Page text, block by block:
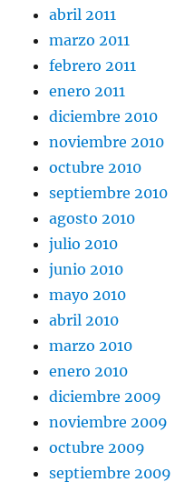
abril 2011
marzo 2011
febrero 2011
enero 2011
diciembre 2010
noviembre 2010
octubre 2010
septiembre 2010
agosto 2010
julio 2010
junio 2010
mayo 2010
abril 2010
marzo 2010
enero 2010
diciembre 2009
noviembre 2009
octubre 2009
septiembre 2009